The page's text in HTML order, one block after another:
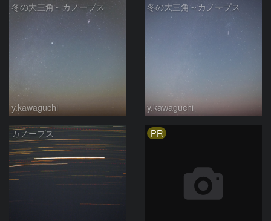
冬の大三角～カノープス
y.kawaguchi
冬の大三角～カノープス
y.kawaguchi
カノープス PR